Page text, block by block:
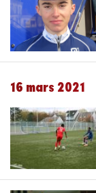
16 mars 2021